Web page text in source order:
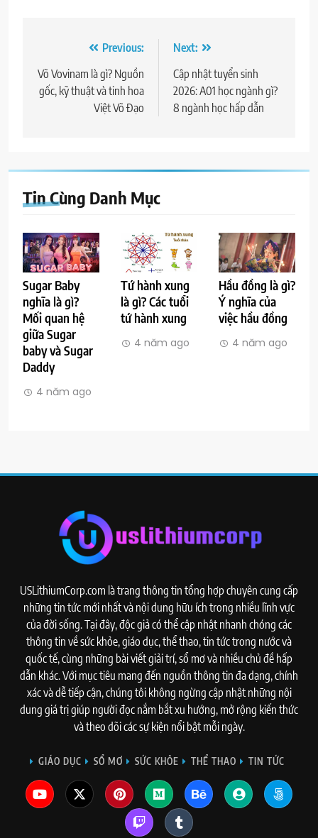
hướng
bài
Previous:
Võ Vovinam là gì? Nguồn
gốc, kỹ thuật và tinh hoa
Việt Võ Đạo
Next:
Cập nhật tuyển sinh
2026: A01 học ngành gì?
8 ngành học hấp dẫn
Tin Cùng Danh Mục
Sugar Baby
nghĩa là gì?
Mối quan hệ
giữa Sugar
baby và Sugar
Daddy
4 năm ago
Tứ hành xung
là gì? Các tuổi
tứ hành xung
4 năm ago
Hầu đồng là gì?
Ý nghĩa của
việc hầu đồng
4 năm ago
USLithiumCorp.com là trang thông tin tổng hợp chuyên cung cấp
những tin tức mới nhất và nội dung hữu ích trong nhiều lĩnh vực
của đời sống. Tại đây, độc giả có thể cập nhật nhanh chóng các
thông tin về sức khỏe, giáo dục, thể thao, tin tức trong nước và
quốc tế, cùng những bài viết giải trí, sổ mơ và nhiều chủ đề hấp
dẫn khác. Với mục tiêu mang đến nguồn thông tin đa dạng, chính
xác và dễ tiếp cận, chúng tôi không ngừng cập nhật những nội
dung giá trị giúp người đọc nắm bắt xu hướng, mở rộng kiến thức
và theo dõi các sự kiện nổi bật mỗi ngày.
GIÁO DỤC SỔ MƠ SỨC KHỎE THỂ THAO TIN TỨC